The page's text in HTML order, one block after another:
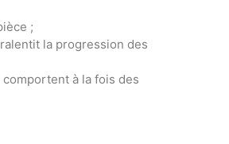
;
la progression des
à la fois des